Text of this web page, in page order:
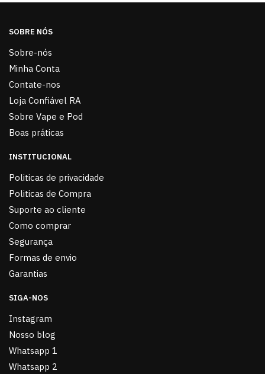
SOBRE NÓS
Sobre-nós
Minha Conta
Contate-nos
Loja Confiável RA
Sobre Vape e Pod
Boas práticas
INSTITUCIONAL
Politicas de privacidade
Politicas de Compra
Suporte ao cliente
Como comprar
Segurança
Formas de envio
Garantias
SIGA-NOS
Instagram
Nosso blog
Whatsapp 1
Whatsapp 2